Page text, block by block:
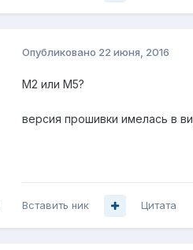
Опубликовано 22 июня, 2016
M2 или M5?
версия прошивки имелась в
Вставить ник Цитата